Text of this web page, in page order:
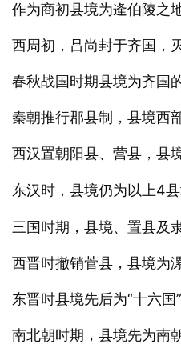
作为商初县境为逄伯陵之
西周初，吕尚封于齐国，
春秋战国时期县境为齐国
秦朝推行郡县制，县境西
西汉置朝阳县、营县，县
东汉时，县境仍为以上4
三国时期，县境、置县及
西晋时撤销菅县，县境为
东晋时县境先后为“十六
南北朝时期，县境先为南